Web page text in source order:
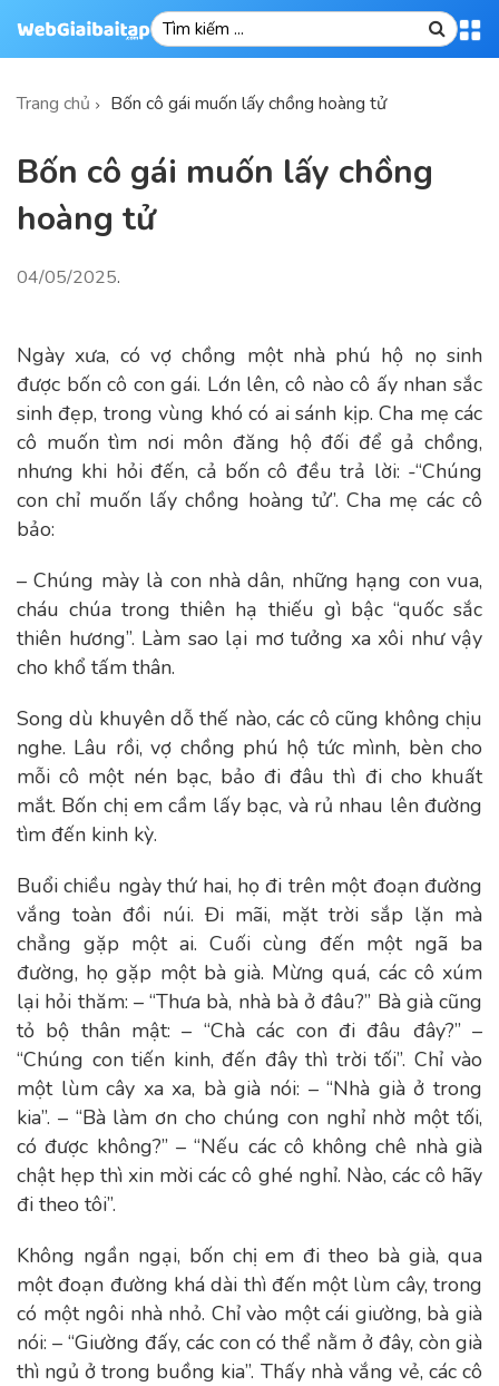
Trang chủ Bốn cô gái muốn lấy chồng hoàng tử
Bốn cô gái muốn lấy chồng
hoàng tử
04/05/2025.
Ngày xưa, có vợ chồng một nhà phú hộ nọ sinh
được bốn cô con gái. Lớn lên, cô nào cô ấy nhan sắc
sinh đẹp, trong vùng khó có ai sánh kịp. Cha mẹ các
cô muốn tìm nơi môn đăng hộ đối để gả chồng,
nhưng khi hỏi đến, cả bốn cô đều trả lời: -“Chúng
con chỉ muốn lấy chồng hoàng tử”. Cha mẹ các cô
bảo:
– Chúng mày là con nhà dân, những hạng con vua,
cháu chúa trong thiên hạ thiếu gì bậc “quốc sắc
thiên hương”. Làm sao lại mơ tưởng xa xôi như vậy
cho khổ tấm thân.
Song dù khuyên dỗ thế nào, các cô cũng không chịu
nghe. Lâu rồi, vợ chồng phú hộ tức mình, bèn cho
mỗi cô một nén bạc, bảo đi đâu thì đi cho khuất
mắt. Bốn chị em cầm lấy bạc, và rủ nhau lên đường
tìm đến kinh kỳ.
Buổi chiều ngày thứ hai, họ đi trên một đoạn đường
vắng toàn đồi núi. Đi mãi, mặt trời sắp lặn mà
chẳng gặp một ai. Cuối cùng đến một ngã ba
đường, họ gặp một bà già. Mừng quá, các cô xúm
lại hỏi thăm: – “Thưa bà, nhà bà ở đâu?” Bà già cũng
tỏ bộ thân mật: – “Chà các con đi đâu đây?” –
“Chúng con tiến kinh, đến đây thì trời tối”. Chỉ vào
một lùm cây xa xa, bà già nói: – “Nhà già ở trong
kia”. – “Bà làm ơn cho chúng con nghỉ nhờ một tối,
có được không?” – “Nếu các cô không chê nhà già
chật hẹp thì xin mời các cô ghé nghỉ. Nào, các cô hãy
đi theo tôi”.
Không ngần ngại, bốn chị em đi theo bà già, qua
một đoạn đường khá dài thì đến một lùm cây, trong
có một ngôi nhà nhỏ. Chỉ vào một cái giường, bà già
nói: – “Giường đấy, các con có thể nằm ở đây, còn già
thì ngủ ở trong buồng kia”. Thấy nhà vắng vẻ, các cô